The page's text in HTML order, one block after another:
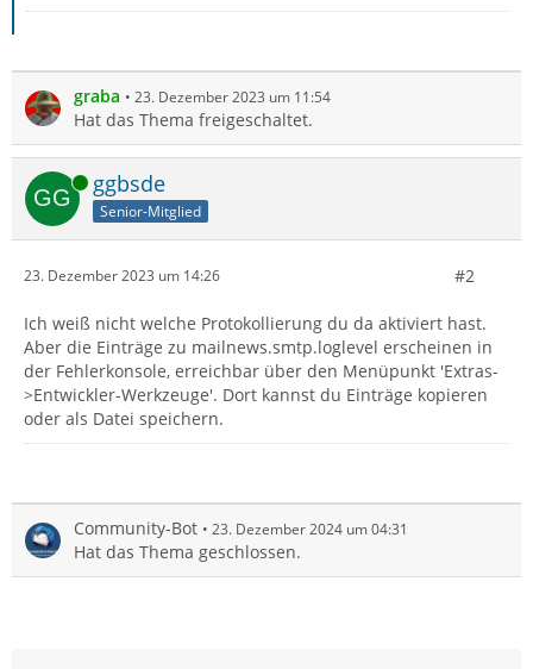
graba 23. Dezember 2023 um 11:54
Hat das Thema freigeschaltet.
Online ggbsde
Senior-Mitglied
23. Dezember 2023 um 14:26 #2
Ich weiß nicht welche Protokollierung du da aktiviert hast.
Aber die Einträge zu mailnews.smtp.loglevel erscheinen in
der Fehlerkonsole, erreichbar über den Menüpunkt 'Extras-
>Entwickler-Werkzeuge'. Dort kannst du Einträge kopieren
oder als Datei speichern.
Community-Bot 23. Dezember 2024 um 04:31
Hat das Thema geschlossen.